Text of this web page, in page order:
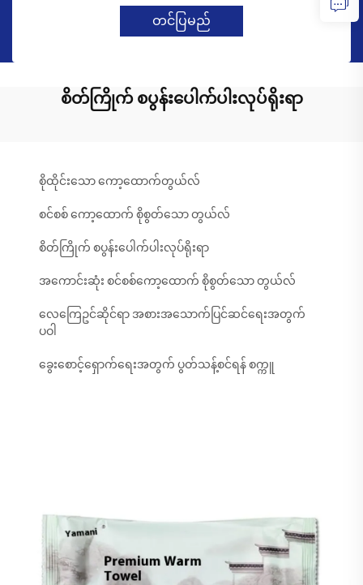
တင်ပြမည်
စိတ်ကြိုက် စပွန်းပေါက်ပါးလုပ်ရိုးရာ
စိုထိုင်းသော ကော့ထောက်တွယ်လ်
စင်စစ် ကော့ထောက် စိုစွတ်သော တွယ်လ်
စိတ်ကြိုက် စပွန်းပေါက်ပါးလုပ်ရိုးရာ
အကောင်းဆုံး စင်စစ်ကော့ထောက် စိုစွတ်သော တွယ်လ်
လေကြေဥင်ဆိုင်ရာ အစားအသောက်ပြင်ဆင်ရေးအတွက်
ပဝါ
ခွေးစောင့်ရှောက်ရေးအတွက် ပွတ်သန့်စင်ရန် စက္ကူ